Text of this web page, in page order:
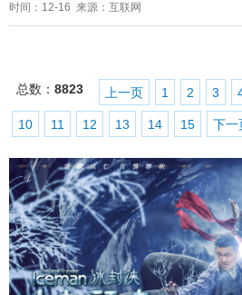
时间：12-16 来源：互联网
总数： 8823 上一页 1 2 3
10 11 12 13 14 15 下一